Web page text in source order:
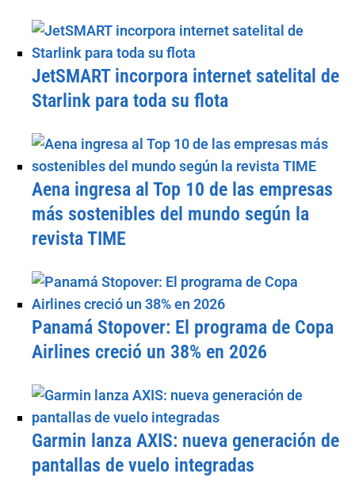
JetSMART incorpora internet satelital de
Starlink para toda su flota
Aena ingresa al Top 10 de las empresas
más sostenibles del mundo según la
revista TIME
Panamá Stopover: El programa de Copa
Airlines creció un 38% en 2026
Garmin lanza AXIS: nueva generación de
pantallas de vuelo integradas